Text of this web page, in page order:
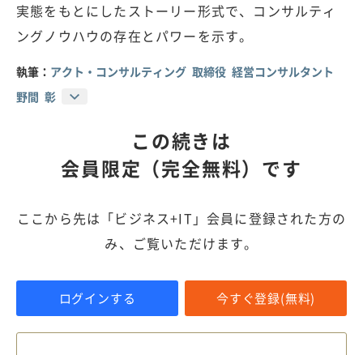
実態をもとにしたストーリー形式で、コンサルティ
ングノウハウの存在とパワーを示す。
執筆： アクト・コンサルティング 取締役 経営コンサルタント
野間 彰
この続きは
会員限定（完全無料）です
ここから先は「ビジネス+IT」会員に登録された方の
み、ご覧いただけます。
ログインする 今すぐ登録(無料)